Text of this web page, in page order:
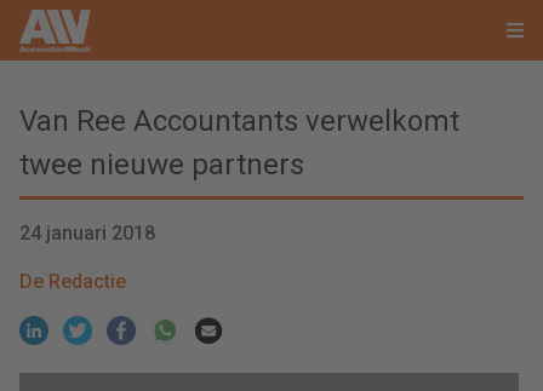
Van Ree Accountants verwelkomt
twee nieuwe partners
24 januari 2018
De Redactie